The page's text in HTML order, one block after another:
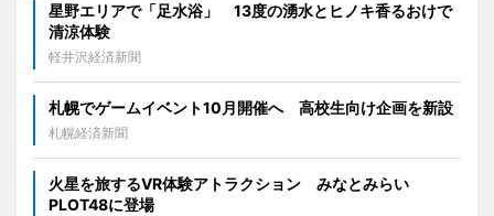
星野エリアで「足水浴」 13度の湧水とヒノキ香るおけで
清涼体験
軽井沢経済新聞
札幌でゲームイベント10月開催へ 高校生向け企画を新設
札幌経済新聞
火星を旅するVR体験アトラクション みなとみらい
PLOT48に登場